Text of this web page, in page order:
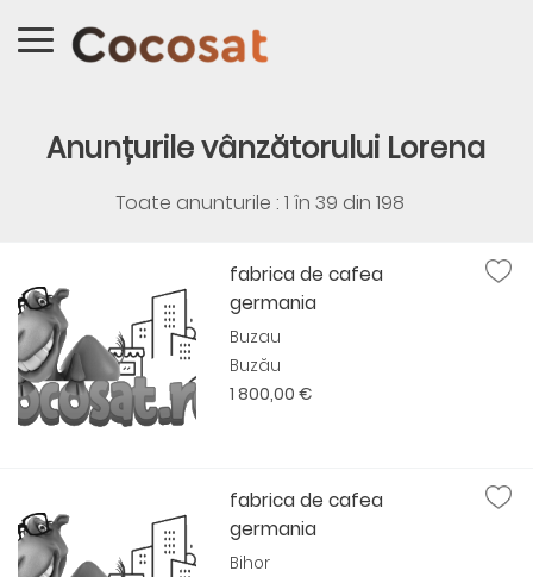
Anunțurile vânzătorului Lorena
Toate anunturile : 1 în39 din198
fabrica de cafea
germania
Buzau
Buzău
1 800,00 €
fabrica de cafea
germania
Bihor